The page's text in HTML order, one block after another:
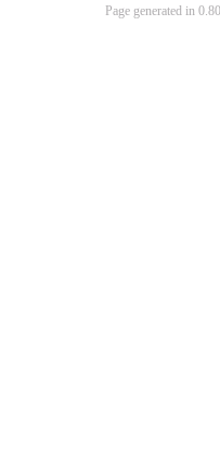
Page generated in